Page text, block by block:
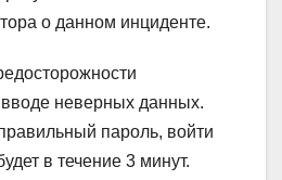
о данном инциденте.
вводе неверных данных.
пароль, войти
в течение 3 минут.